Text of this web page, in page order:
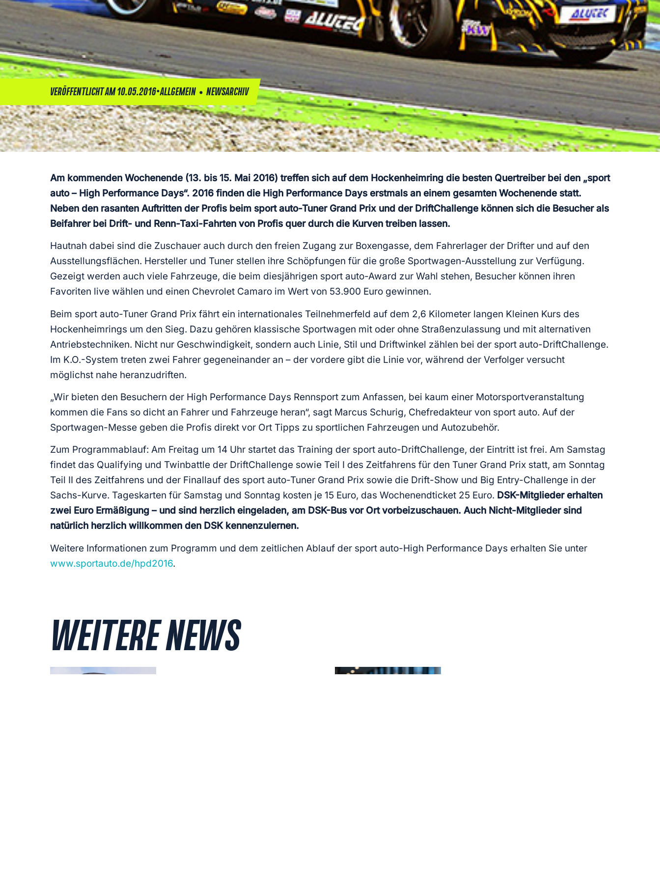
VERÖFFENTLICHT AM 10.05.2016•ALLGEMEIN • NEWSARCHIV
Am kommenden Wochenende (13. bis 15. Mai 2016) treffen sich auf dem Hockenheimring die besten Quertreiber bei den „sport
auto – High Performance Days“. 2016 finden die High Performance Days erstmals an einem gesamten Wochenende statt.
Neben den rasanten Auftritten der Profis beim sport auto-Tuner Grand Prix und der DriftChallenge können sich die Besucher als
Beifahrer bei Drift- und Renn-Taxi-Fahrten von Profis quer durch die Kurven treiben lassen.
Hautnah dabei sind die Zuschauer auch durch den freien Zugang zur Boxengasse, dem Fahrerlager der Drifter und auf den
Ausstellungsflächen. Hersteller und Tuner stellen ihre Schöpfungen für die große Sportwagen-Ausstellung zur Verfügung.
Gezeigt werden auch viele Fahrzeuge, die beim diesjährigen sport auto-Award zur Wahl stehen, Besucher können ihren
Favoriten live wählen und einen Chevrolet Camaro im Wert von 53.900 Euro gewinnen.
Beim sport auto-Tuner Grand Prix fährt ein internationales Teilnehmerfeld auf dem 2,6 Kilometer langen Kleinen Kurs des
Hockenheimrings um den Sieg. Dazu gehören klassische Sportwagen mit oder ohne Straßenzulassung und mit alternativen
Antriebstechniken. Nicht nur Geschwindigkeit, sondern auch Linie, Stil und Driftwinkel zählen bei der sport auto-DriftChallenge.
Im K.O.-System treten zwei Fahrer gegeneinander an – der vordere gibt die Linie vor, während der Verfolger versucht
möglichst nahe heranzudriften.
„Wir bieten den Besuchern der High Performance Days Rennsport zum Anfassen, bei kaum einer Motorsportveranstaltung
kommen die Fans so dicht an Fahrer und Fahrzeuge heran“, sagt Marcus Schurig, Chefredakteur von sport auto. Auf der
Sportwagen-Messe geben die Profis direkt vor Ort Tipps zu sportlichen Fahrzeugen und Autozubehör.
Zum Programmablauf: Am Freitag um 14 Uhr startet das Training der sport auto-DriftChallenge, der Eintritt ist frei. Am Samstag
findet das Qualifying und Twinbattle der DriftChallenge sowie Teil I des Zeitfahrens für den Tuner Grand Prix statt, am Sonntag
Teil II des Zeitfahrens und der Finallauf des sport auto-Tuner Grand Prix sowie die Drift-Show und Big Entry-Challenge in der
Sachs-Kurve. Tageskarten für Samstag und Sonntag kosten je 15 Euro, das Wochenendticket 25 Euro. DSK-Mitglieder erhalten
zwei Euro Ermäßigung – und sind herzlich eingeladen, am DSK-Bus vor Ort vorbeizuschauen. Auch Nicht-Mitglieder sind
natürlich herzlich willkommen den DSK kennenzulernen.
Weitere Informationen zum Programm und dem zeitlichen Ablauf der sport auto-High Performance Days erhalten Sie unter
www.sportauto.de/hpd2016.
WEITERE NEWS